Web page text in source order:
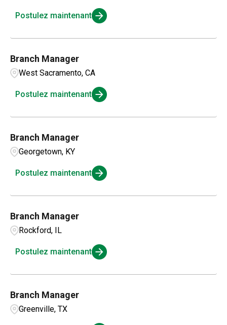
Compensation and Benefits
Compliance and Legal 1
Customer Service
Postulez maintenant
Branch Manager
West Sacramento, CA
Postulez maintenant
Branch Manager
Georgetown, KY
Postulez maintenant
Branch Manager
Rockford, IL
Postulez maintenant
Branch Manager
Greenville, TX